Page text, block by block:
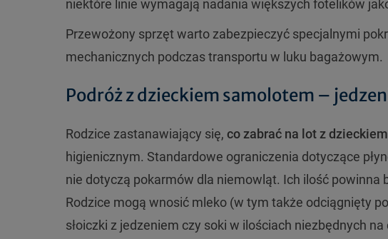
niektóre linie wymagają nadania większych fotelików
Przewożony sprzęt warto zabezpieczyć specjalnymi
mechanicznych podczas transportu w luku bagażowym.
Podróż z dzieckiem samolotem –
Rodzice zastanawiający się, co zabrać na lot z dzieckiem
higienicznym. Standardowe ograniczenia dotyczące
nie dotyczą pokarmów dla niemowląt. Ich ilość powinna
Rodzice mogą wnosić mleko (w tym także odciągnięty
słoiczki z jedzeniem czy soki w ilościach niezbędnych